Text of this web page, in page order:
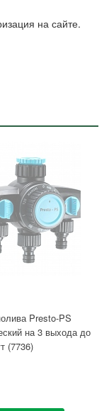
на сайте.
Presto-PS
на 3 выхода до
(7736)